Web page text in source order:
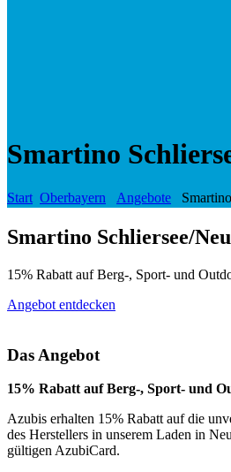
Smartino
Start Oberbayern Angebote
Smartino Schliersee/
15% Rabatt auf Berg-, Sport- und
Angebot entdecken
Das Angebot
15% Rabatt auf Berg-, Sport- und
Azubis erhalten 15% Rabatt auf die
des Herstellers in unserem Laden in
gültigen AzubiCard.